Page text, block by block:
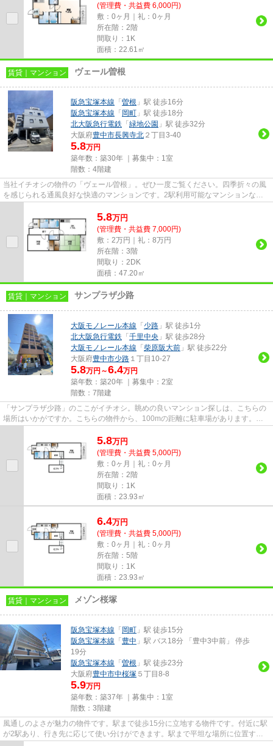
(管理費・共益費 6,000円)
敷：0ヶ月｜礼：0ヶ月
所在階：2階
間取り：1K
面積：22.61㎡
賃貸｜マンション ヴェール曽根
阪急宝塚本線 「 曽根 」駅 徒歩16分
阪急宝塚本線 「 岡町 」駅 徒歩18分
北大阪急行電鉄 「 緑地公園 」駅 徒歩32分
大阪府豊中市長興寺北 ２丁目3-40
5.8万円
築年数：築30年 ｜募集中： 1室
階数：4階建
当社イチオシの物件の「ヴェール曽根」。ぜひ一度ご覧ください。四季折々の風
を感じられる通風良好な快適のマンションです。2駅利用可能なマンションなの
5.8万円
(管理費・共益費 7,000円)
敷：2万円｜礼：8万円
所在階：3階
間取り：2DK
面積：47.20㎡
賃貸｜マンション サンプラザ少路
大阪モノレール本線 「 少路 」駅 徒歩1分
北大阪急行電鉄 「 千里中央 」駅 徒歩28分
大阪モノレール本線 「 柴原阪大前 」駅 徒歩22分
大阪府豊中市少路 １丁目10-27
5.8万円～6.4万円
築年数：築20年 ｜募集中： 2室
階数：7階建
「サンプラザ少路」のここがイチオシ。眺めの良いマンション探しは、こちらの
場所はいかがですか。こちらの物件から、100mの距離に駐車場があります。快
5.8万円
(管理費・共益費 5,000円)
敷：0ヶ月｜礼：0ヶ月
所在階：2階
間取り：1K
面積：23.93㎡
6.4万円
(管理費・共益費 5,000円)
敷：0ヶ月｜礼：0ヶ月
所在階：5階
間取り：1K
面積：23.93㎡
賃貸｜マンション メゾン桜塚
阪急宝塚本線 「 岡町 」駅 徒歩15分
阪急宝塚本線 「 豊中 」駅 バス18分 「豊中3中前」 停歩
19分
阪急宝塚本線 「 曽根 」駅 徒歩23分
大阪府豊中市中桜塚 ５丁目8-8
5.9万円
築年数：築37年 ｜募集中： 1室
階数：3階建
風通しのよさが魅力の物件です。駅まで徒歩15分に立地する物件です。付近に駅
が2駅あり、行き先に応じて使い分けができます。駅まで平坦な場所に位置する